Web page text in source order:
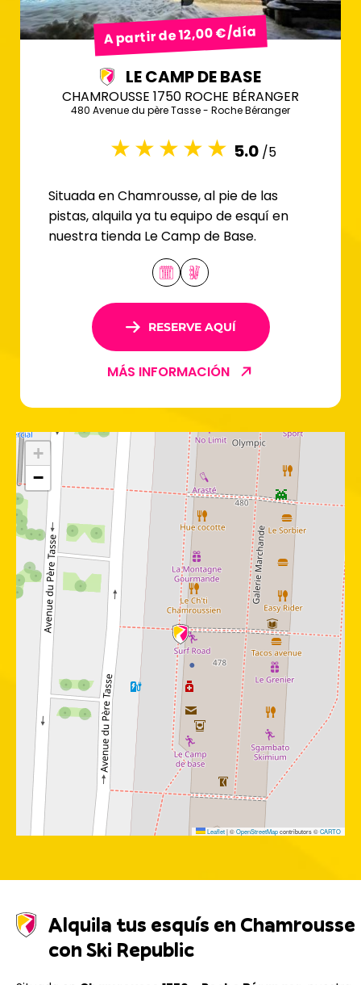
A partir de 12,00 €/día
LE CAMP DE BASE
CHAMROUSSE 1750 ROCHE BÉRANGER
480 Avenue du père Tasse - Roche Béranger
5.0 /5
Situada en Chamrousse, al pie de las
pistas, alquila ya tu equipo de esquí en
nuestra tienda Le Camp de Base.
RESERVE AQUÍ
MÁS INFORMACIÓN
+
−
Leaflet|©OpenStreetMapcontributors ©CARTO
Alquila tus esquís en Chamrousse
con Ski Republic